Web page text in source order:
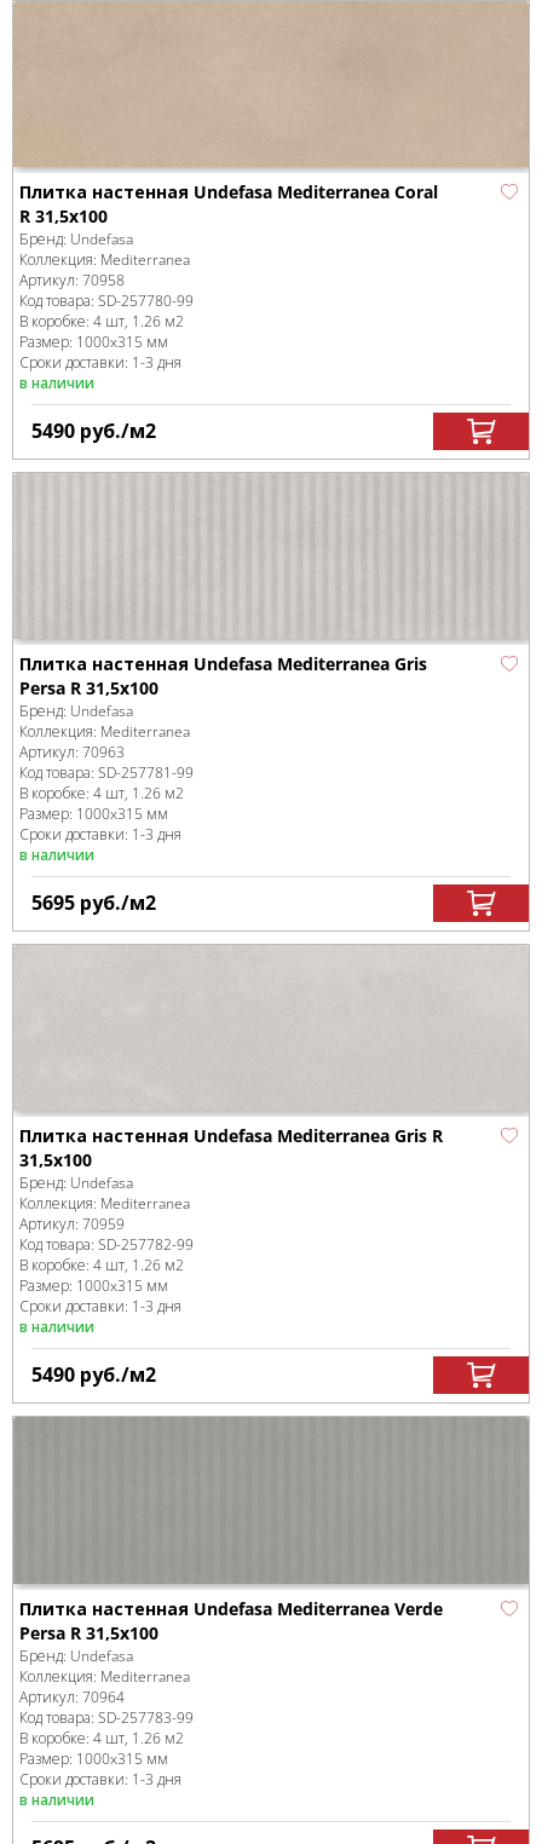
Плитка настенная Undefasa Mediterranea Coral
R 31,5x100
Бренд: Undefasa
Коллекция: Mediterranea
Артикул: 70958
Код товара: SD-257780-99
В коробке: 4 шт, 1.26 м2
Размер: 1000x315 мм
Сроки доставки: 1-3 дня
в наличии
5490 руб./м2
Плитка настенная Undefasa Mediterranea Gris
Persa R 31,5x100
Бренд: Undefasa
Коллекция: Mediterranea
Артикул: 70963
Код товара: SD-257781-99
В коробке: 4 шт, 1.26 м2
Размер: 1000x315 мм
Сроки доставки: 1-3 дня
в наличии
5695 руб./м2
Плитка настенная Undefasa Mediterranea Gris R
31,5x100
Бренд: Undefasa
Коллекция: Mediterranea
Артикул: 70959
Код товара: SD-257782-99
В коробке: 4 шт, 1.26 м2
Размер: 1000x315 мм
Сроки доставки: 1-3 дня
в наличии
5490 руб./м2
Плитка настенная Undefasa Mediterranea Verde
Persa R 31,5x100
Бренд: Undefasa
Коллекция: Mediterranea
Артикул: 70964
Код товара: SD-257783-99
В коробке: 4 шт, 1.26 м2
Размер: 1000x315 мм
Сроки доставки: 1-3 дня
в наличии